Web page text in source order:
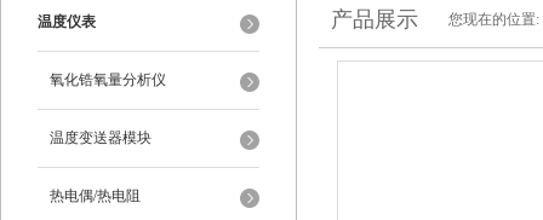
温度仪表
氧化锆氧量分析仪
温度变送器模块
热电偶/热电阻
产品展示 您现在的位置: